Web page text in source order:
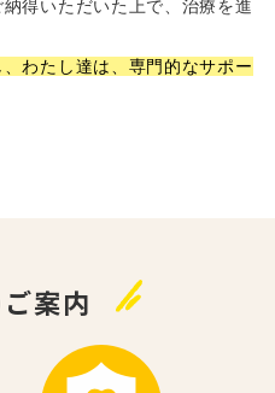
得いただいた上で、治療を進
わたし達は、専門的なサポー
案内